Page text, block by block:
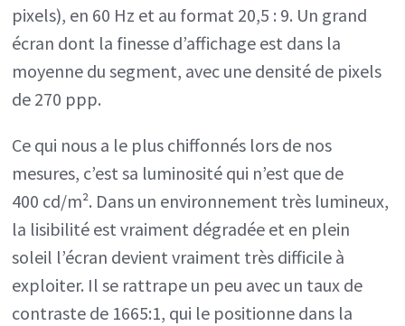
pixels), en 60 Hz et au format 20,5 : 9. Un grand
écran dont la finesse d’affichage est dans la
moyenne du segment, avec une densité de pixels
de 270 ppp.
Ce qui nous a le plus chiffonnés lors de nos
mesures, c’est sa luminosité qui n’est que de
400 cd/m². Dans un environnement très lumineux,
la lisibilité est vraiment dégradée et en plein
soleil l’écran devient vraiment très difficile à
exploiter. Il se rattrape un peu avec un taux de
contraste de 1665:1, qui le positionne dans la